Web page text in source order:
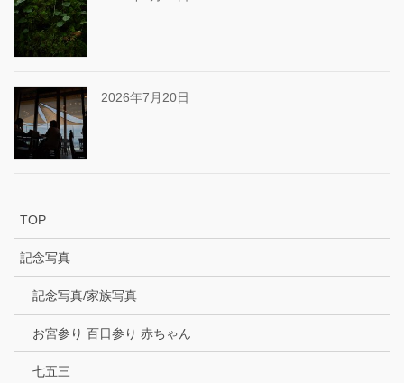
2026年7月20日
TOP
記念写真
記念写真/家族写真
お宮参り 百日参り 赤ちゃん
七五三